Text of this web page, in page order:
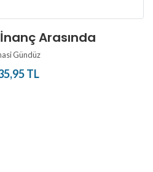
Arasında
Gündüz
TL